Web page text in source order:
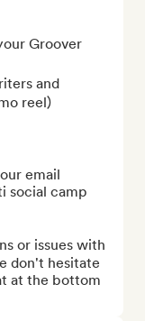
Groover
and
reel)
email
social camp
or issues with
don't hesitate
at the bottom